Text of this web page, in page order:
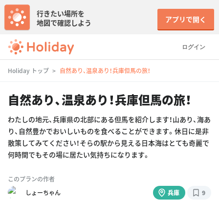
ログイン
行きたい場所を
地図で確認しよう
アプリで開く
Holiday トップ 自然あり、温泉あり！兵庫但馬の旅！
自然あり、温泉あり！兵庫但馬の旅！
わたしの地元、兵庫県の北部にある但馬を紹介します！山あり、海あ
り、自然豊かでおいしいものを食べることができます。休日に是非
散策してみてください！そらの駅から見える日本海はとても奇麗で
何時間でもその場に居たい気持ちになります。
このプランの作者
しょーちゃん
兵庫 9